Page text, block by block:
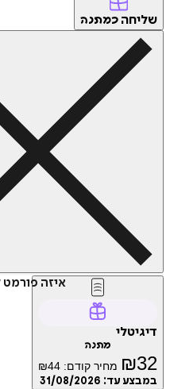
שליחה כמתנה
איזה
דיגיטלי
מתנה
₪32 מחיר קודם: ₪44
במבצע עד: 31/08/2026